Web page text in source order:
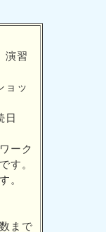
演習
ッ
ーク
す。
。
まで